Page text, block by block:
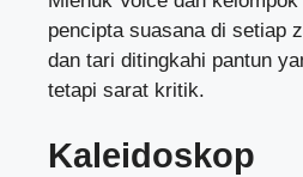
pencipta suasana di setiap
dan tari ditingkahi pantun
tetapi sarat kritik.
Kaleidoskop